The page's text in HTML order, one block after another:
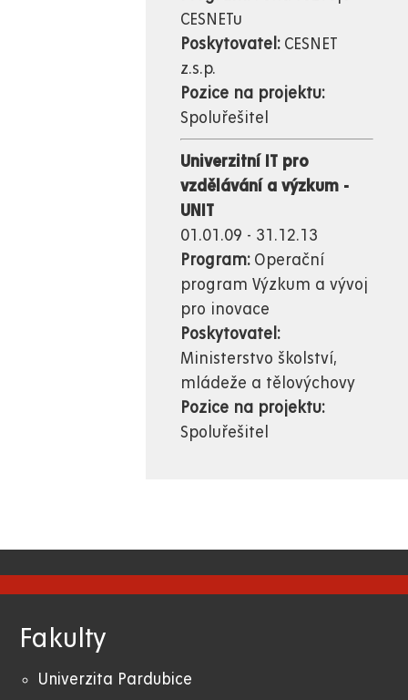
CESNETu
Poskytovatel: CESNET
z.s.p.
Pozice na projektu:
Spoluřešitel
Univerzitní IT pro
vzdělávání a výzkum -
UNIT
01.01.09 - 31.12.13
Program: Operační
program Výzkum a vývoj
pro inovace
Poskytovatel:
Ministerstvo školství,
mládeže a tělovýchovy
Pozice na projektu:
Spoluřešitel
Fakulty
Univerzita Pardubice